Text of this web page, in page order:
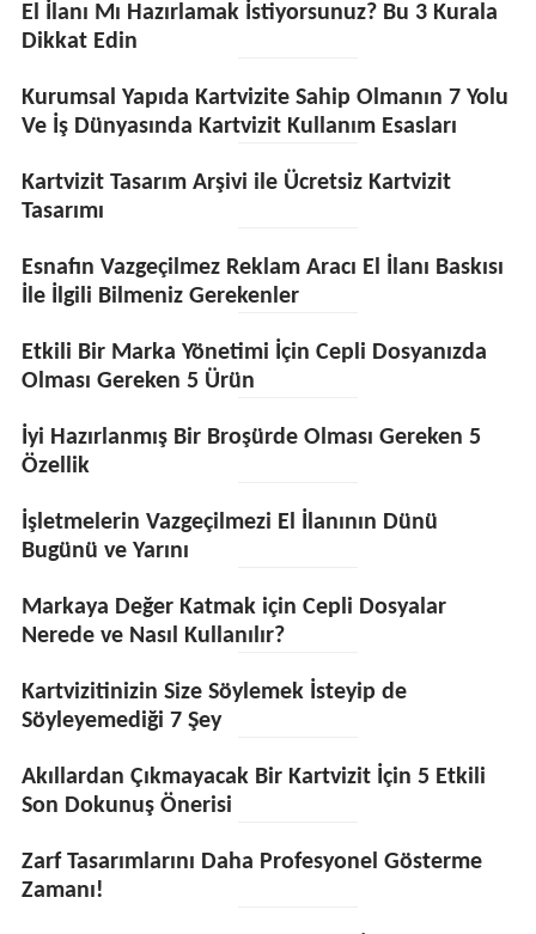
El İlanı Mı Hazırlamak İstiyorsunuz? Bu 3 Kurala
Dikkat Edin
Kurumsal Yapıda Kartvizite Sahip Olmanın 7 Yolu
Ve İş Dünyasında Kartvizit Kullanım Esasları
Kartvizit Tasarım Arşivi ile Ücretsiz Kartvizit
Tasarımı
Esnafın Vazgeçilmez Reklam Aracı El İlanı Baskısı
İle İlgili Bilmeniz Gerekenler
Etkili Bir Marka Yönetimi İçin Cepli Dosyanızda
Olması Gereken 5 Ürün
İyi Hazırlanmış Bir Broşürde Olması Gereken 5
Özellik
İşletmelerin Vazgeçilmezi El İlanının Dünü
Bugünü ve Yarını
Markaya Değer Katmak için Cepli Dosyalar
Nerede ve Nasıl Kullanılır?
Kartvizitinizin Size Söylemek İsteyip de
Söyleyemediği 7 Şey
Akıllardan Çıkmayacak Bir Kartvizit İçin 5 Etkili
Son Dokunuş Önerisi
Zarf Tasarımlarını Daha Profesyonel Gösterme
Zamanı!